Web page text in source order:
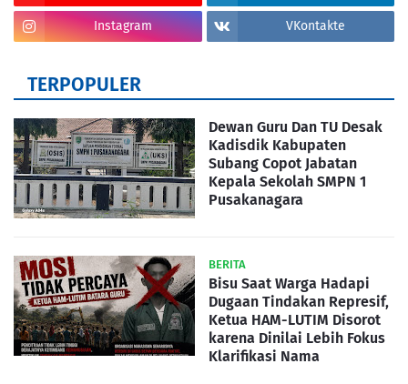
Instagram VKontakte
TERPOPULER
Dewan Guru Dan TU Desak
Kadisdik Kabupaten
Subang Copot Jabatan
Kepala Sekolah SMPN 1
Pusakanagara
BERITA
Bisu Saat Warga Hadapi
Dugaan Tindakan Represif,
Ketua HAM-LUTIM Disorot
karena Dinilai Lebih Fokus
Klarifikasi Nama